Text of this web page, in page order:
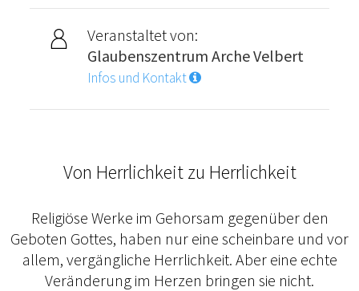
Veranstaltet von:
Glaubenszentrum Arche Velbert
Infos und Kontakt
Von Herrlichkeit zu Herrlichkeit
Religiöse Werke im Gehorsam gegenüber den
Geboten Gottes, haben nur eine scheinbare und vor
allem, vergängliche Herrlichkeit. Aber eine echte
Veränderung im Herzen bringen sie nicht.